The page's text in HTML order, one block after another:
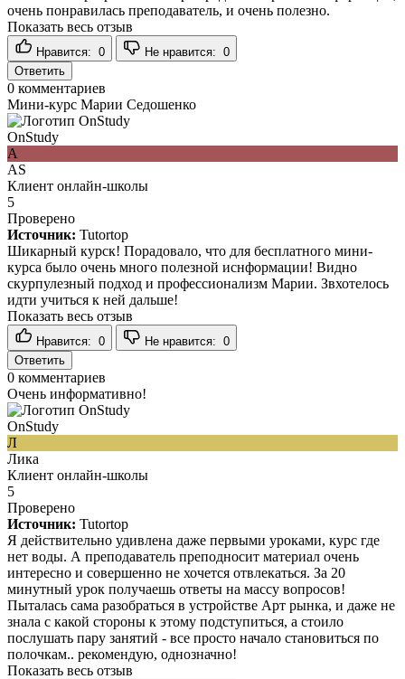
очень понравилась преподаватель, и очень полезно.
Показать весь отзыв
Нравится: 0 Не нравится: 0
Ответить
0 комментариев
Мини-курс Марии Седошенко
OnStudy
A
AS
Клиент онлайн-школы
5
Проверено
Источник: Tutortop
Шикарный курск! Порадовало, что для бесплатного мини-
курса было очень много полезной иснформации! Видно
скурпулезный подход и профессионализм Марии. Звхотелось
идти учиться к ней дальше!
Показать весь отзыв
Нравится: 0 Не нравится: 0
Ответить
0 комментариев
Очень информативно!
OnStudy
Л
Лика
Клиент онлайн-школы
5
Проверено
Источник: Tutortop
Я действительно удивлена даже первыми уроками, курс где
нет воды. А преподаватель преподносит материал очень
интересно и совершенно не хочется отвлекаться. За 20
минутный урок получаешь ответы на массу вопросов!
Пыталась сама разобраться в устройстве Арт рынка, и даже не
знала с какой стороны к этому подступиться, а стоило
послушать пару занятий - все просто начало становиться по
полочкам.. рекомендую, однозначно!
Показать весь отзыв